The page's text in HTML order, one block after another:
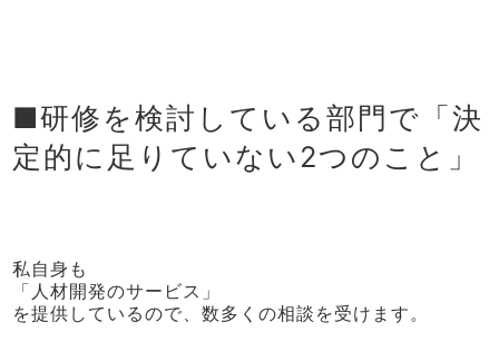
■研修を検討している部門で「決
定的に足りていない2つのこと」
私自身も
「人材開発のサービス」
を提供しているので、数多くの相談を受けます。